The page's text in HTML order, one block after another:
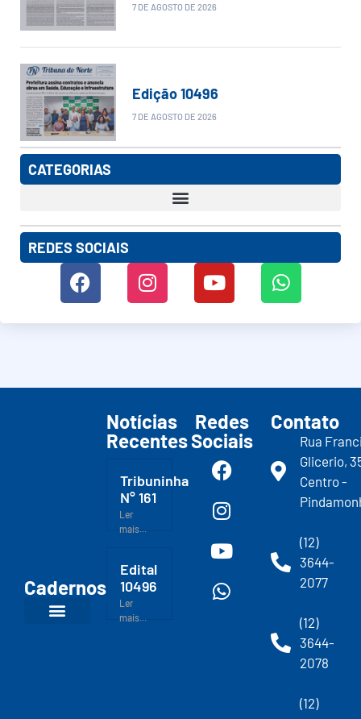
7 DE AGOSTO DE 2026
Edição 10496
7 DE AGOSTO DE 2026
CATEGORIAS
REDES SOCIAIS
Cadernos
Notícias
Recentes
Tribuninha
N° 161
Ler
mais...
Edital
10496
Ler
mais...
Redes
Sociais
Contato
Rua
Glicerio,
Centro -
(12)
3644-
2077
(12)
3644-
2078
(12)